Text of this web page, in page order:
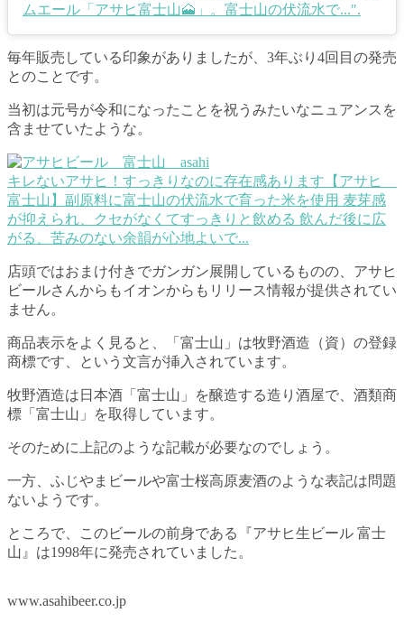
ムエール「アサヒ富士山🗻」。富士山の伏流水で...".
毎年販売している印象がありましたが、3年ぶり4回目の発売
とのことです。
当初は元号が令和になったことを祝うみたいなニュアンスを
含ませていたような。
キレないアサヒ！すっきりなのに存在感あります【アサヒ
富士山】 副原料に富士山の伏流水で育った米を使用 麦芽感
が抑えられ、クセがなくてすっきりと飲める 飲んだ後に広
がる、苦みのない余韻が心地よいで...
店頭ではおまけ付きでガンガン展開しているものの、アサヒ
ビールさんからもイオンからもリリース情報が提供されてい
ません。
商品表示をよく見ると、「富士山」は牧野酒造（資）の登録
商標です、という文言が挿入されています。
牧野酒造は日本酒「富士山」を醸造する造り酒屋で、酒類商
標「富士山」を取得しています。
そのために上記のような記載が必要なのでしょう。
一方、ふじやまビールや富士桜高原麦酒のような表記は問題
ないようです。
ところで、このビールの前身である『アサヒ生ビール 富士
山』は1998年に発売されていました。
www.asahibeer.co.jp